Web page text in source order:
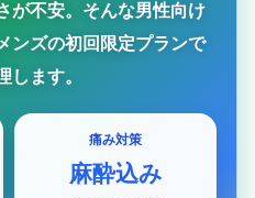
が不安。そんな男性向け
ンズの初回限定プランで
します。
痛み対策
麻酔込み